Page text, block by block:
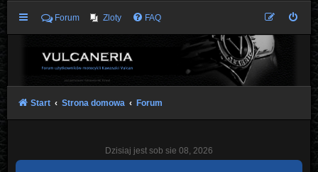
Forum Zloty FAQ
Start Strona domowa Forum
Dzisiaj jest sob sie 08, 2026